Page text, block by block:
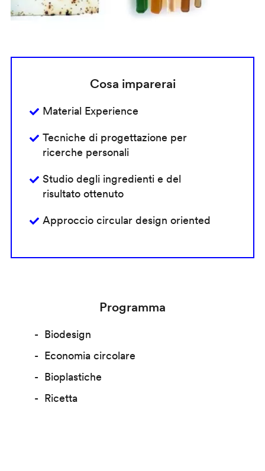
Cosa imparerai
Material Experience
Tecniche di progettazione per
ricerche personali
Studio degli ingredienti e del
risultato ottenuto
Approccio circular design oriented
Programma
Biodesign
Economia circolare
Bioplastiche
Ricetta